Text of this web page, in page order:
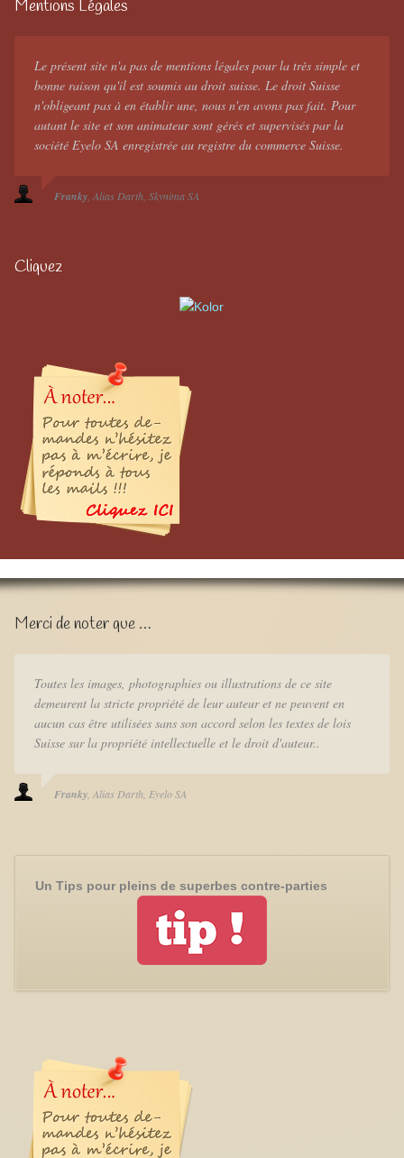
Mentions Légales
Le présent site n'a pas de mentions légales pour la très simple et
bonne raison qu'il est soumis au droit suisse. Le droit Suisse
n'obligeant pas à en établir une, nous n'en avons pas fait. Pour
autant le site et son animateur sont gérés et supervisés par la
société Eyelo SA enregistrée au registre du commerce Suisse.
Franky Alias Darth Skynima SA
Cliquez
Merci de noter que …
Toutes les images, photographies ou illustrations de ce site
demeurent la stricte propriété de leur auteur et ne peuvent en
aucun cas être utilisées sans son accord selon les textes de lois
Suisse sur la propriété intellectuelle et le droit d'auteur..
Franky Alias Darth Eyelo SA
Un Tips pour pleins de superbes contre-parties